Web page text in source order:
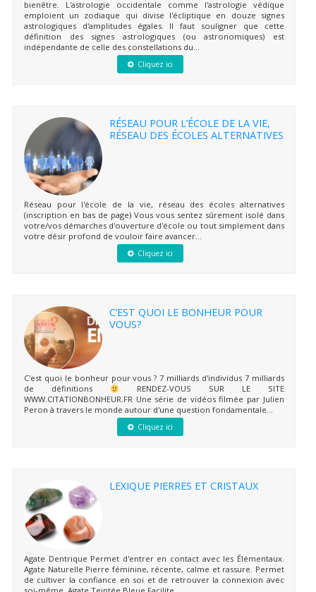
bienêtre. L'astrologie occidentale comme l'astrologie védique
emploient un zodiaque qui divise l'écliptique en douze signes
astrologiques d'amplitudes égales. Il faut souligner que cette
définition des signes astrologiques (ou astronomiques) est
indépendante de celle des constellations du...
Cliquez ici
RÉSEAU POUR L’ÉCOLE DE LA VIE,
RÉSEAU DES ÉCOLES ALTERNATIVES
Réseau pour l'école de la vie, réseau des écoles alternatives
(inscription en bas de page) Vous vous sentez sûrement isolé dans
votre/vos démarches d'ouverture d'école ou tout simplement dans
votre désir profond de vouloir faire avancer...
Cliquez ici
C’EST QUOI LE BONHEUR POUR
VOUS?
C'est quoi le bonheur pour vous ? 7 milliards d'individus 7 milliards
de définitions
RENDEZ-VOUS SUR LE SITE
WWW.CITATIONBONHEUR.FR Une série de vidéos filmée par Julien
Peron à travers le monde autour d'une question fondamentale...
Cliquez ici
LEXIQUE PIERRES ET CRISTAUX
Agate Dentrique Permet d'entrer en contact avec les Élémentaux.
Agate Naturelle Pierre féminine, récente, calme et rassure. Permet
de cultiver la confiance en soi et de retrouver la connexion avec